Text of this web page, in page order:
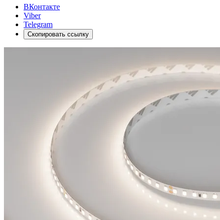
ВКонтакте
Viber
Telegram
Скопировать ссылку